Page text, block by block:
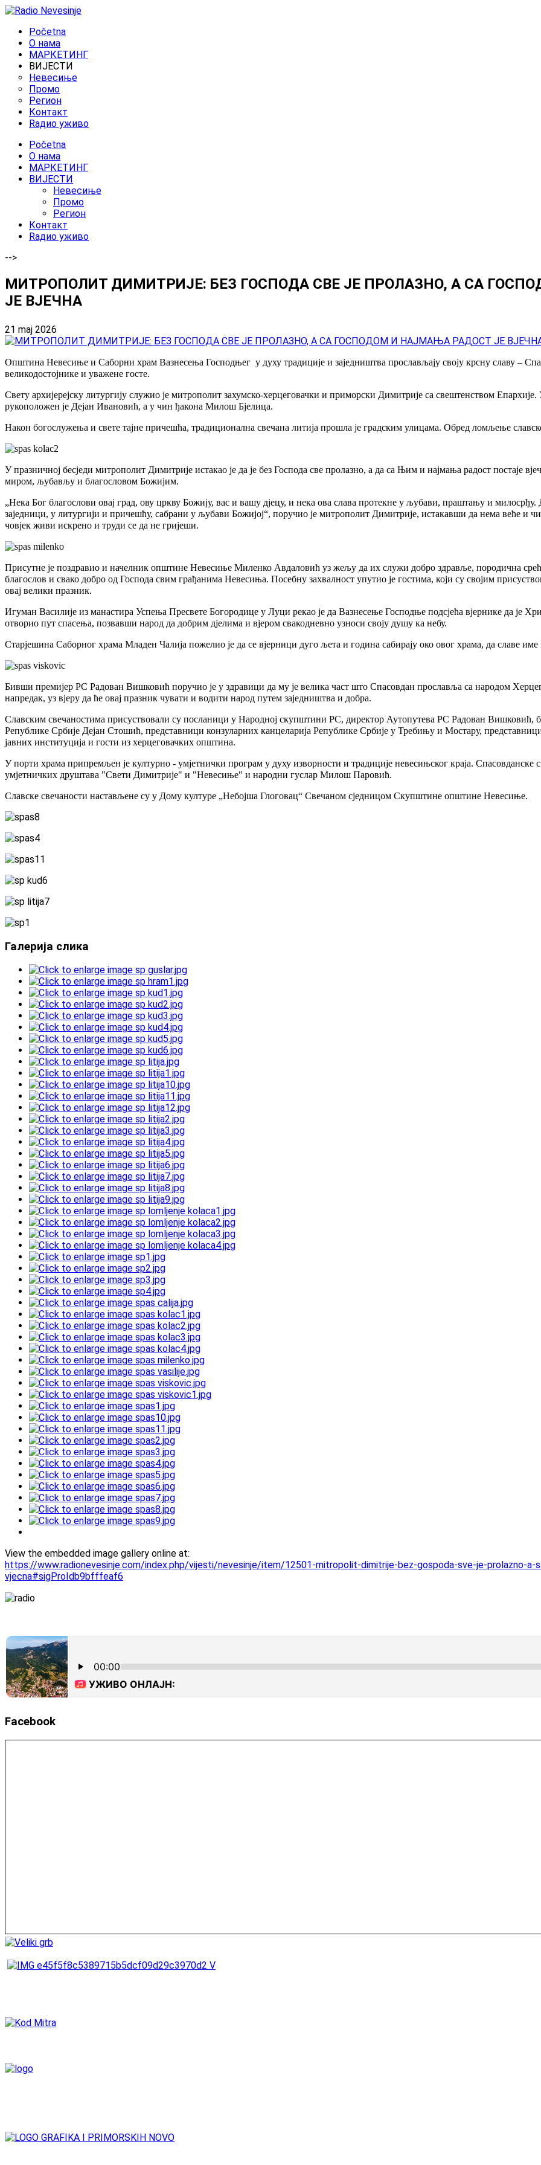
Početna
O нама
МАРКЕТИНГ
ВИЈЕСТИ
Невесиње
Промо
Регион
Контакт
Rадио уживо
Početna
O нама
МАРКЕТИНГ
ВИЈЕСТИ
Невесиње
Промо
Регион
Контакт
Rадио уживо
-->
МИТРОПОЛИТ ДИМИТРИЈЕ: БЕЗ ГОСПОДА СВЕ ЈЕ ПРОЛАЗНО, А СА
ЈЕ ВЈЕЧНА
21 maj 2026
Општина Невесиње и Саборни храм Вазнесења Господњег у духу традиције и заједништва прослављају своју крсну славу –
великодостојнике и уважене госте.
Свету архијерејску литургију служио је митрополит захумско-херцеговачки и приморски Димитрије са свештенством
рукоположен је Дејан Ивановић, а у чин ђакона Милош Бјелица.
Након богослужења и свете тајне причешћа, традиционална свечана литија прошла је градским улицама. Обред ломљење
У празничној бесједи митрополит Димитрије истакао је да је без Господа све пролазно, а да са Њим и најмања радост постаје
миром, љубављу и благословом Божијим.
„Нека Бог благослови овај град, ову цркву Божију, вас и вашу дјецу, и нека ова слава протекне у љубави, праштању и милосрђу.
заједници, у литургији и причешћу, сабрани у љубави Божијој“, поручио је митрополит Димитрије, истакавши да нема веће и
човјек живи искрено и труди се да не гријеши.
Присутне је поздравио и начелник општине Невесиње Миленко Авдаловић уз жељу да их служи добро здравље, породична
благослов и свако добро од Господа свим грађанима Невесиња. Посебну захвалност упутио је гостима, који су својим
овај велики празник.
Игуман Василије из манастира Успења Пресвете Богородице у Луци рекао је да Вазнесење Господње подсјећа вјернике да је
отворио пут спасења, позвавши народ да добрим дјелима и вјером свакодневно узноси своју душу ка небу.
Старјешина Саборног храма Младен Чалија пожелио је да се вјерници дуго љета и година сабирају око овог храма, да славе
Бивши премијер РС Радован Вишковић поручио је у здравици да му је велика част што Спасовдан прославља са народом
напредак, уз вјеру да ће овај празник чувати и водити народ путем заједништва и добра.
Славским свечаностима присуствовали су посланици у Народној скупштини РС, директор Аутопутева РС Радован
Републике Србије Дејан Стошић, представници конзуларних канцеларија Републике Србије у Требињу и Мостару,
јавних институција и гости из херцеговачких општина.
У порти храма припремљен је културно - умјетнички програм у духу изворности и традиције невесињског краја. Спасовданске
умјетничких друштава "Свети Димитрије" и "Невесиње" и народни гуслар Милош Паровић.
Славске свечаности настављене су у Дому културе „Небојша Глоговац“ Свечаном сједницом Скупштине општине Невесиње.
Галерија слика
View the embedded image gallery online at:
https://www.radionevesinje.com/index.php/vijesti/nevesinje/item/12501-mitropolit-dimitrije-bez-gospoda-sve-je-prolazno-a-
vjecna#sigProIdb9bfffeaf6
Facebook